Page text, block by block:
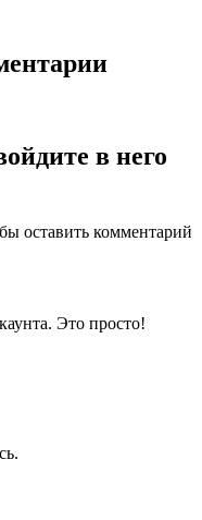
в него
оставить комментарий
Это просто!